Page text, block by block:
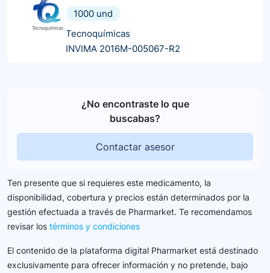
1000 und
Tecnoquímicas
INVIMA 2016M-005067-R2
¿No encontraste lo que
buscabas?
Contactar asesor
Ten presente que si requieres este medicamento, la
disponibilidad, cobertura y precios están determinados por la
gestión efectuada a través de Pharmarket. Te recomendamos
revisar los términos y condiciones
El contenido de la plataforma digital Pharmarket está destinado
exclusivamente para ofrecer información y no pretende, bajo